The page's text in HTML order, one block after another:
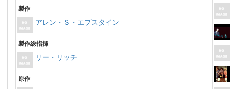
製作
アレン・Ｓ・エプスタイン
製作総指揮
リー・リッチ
原作